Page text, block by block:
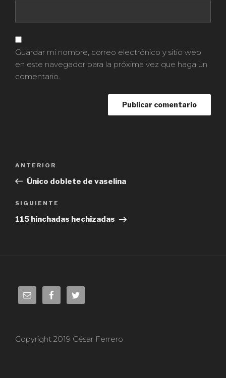
Guardar mi nombre, correo electrónico y sitio web
en este navegador para la próxima vez que haga un
comentario.
Entrada
anterior:
ANTERIOR
Único doblete de vaselina
Siguiente
entrada
SIGUIENTE
115 hinchadas hechizadas
Copyright 2019 César Ferrero